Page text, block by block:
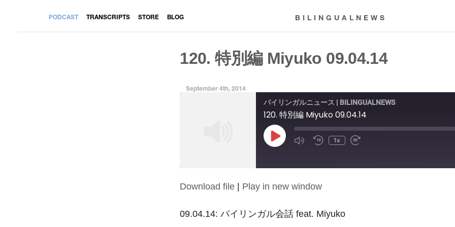
PODCAST TRANSCRIPTS STORE BLOG BILINGUALNEWS
120. 特別編 Miyuko 09.04.14
September 4th, 2014
バイリンガルニュース | BILINGUALNEWS
120. 特別編 Miyuko 09.04.14
Play
Episode
1x
SHARE
LINK
Download file | Play in new window
09.04.14: バイリンガル会話 feat. Miyuko